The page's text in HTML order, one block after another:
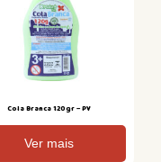
Cola Branca 120gr – PY
Ver mais